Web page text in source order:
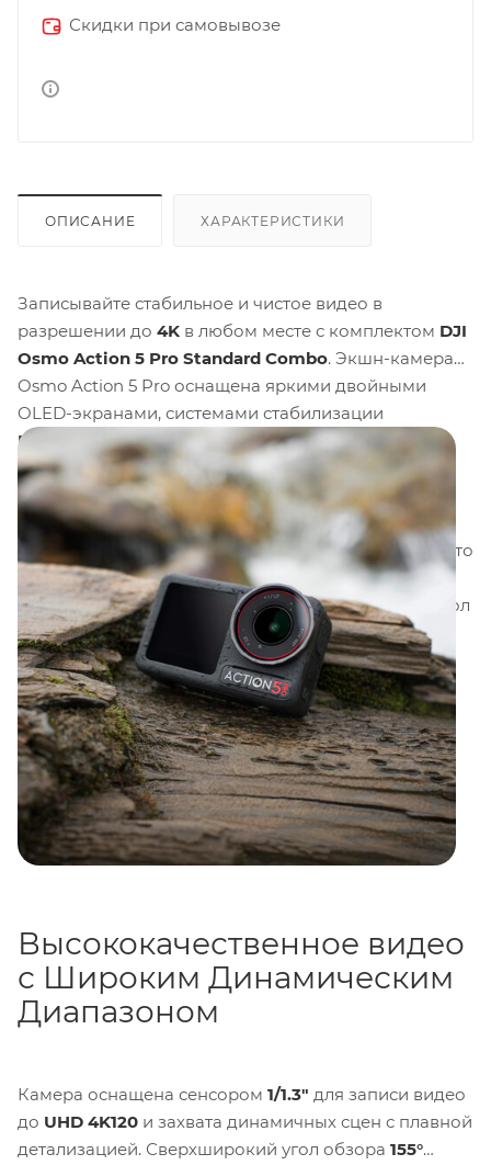
Скидки при самовывозе
ОПИСАНИЕ ХАРАКТЕРИСТИКИ
Записывайте стабильное и чистое видео в
разрешении до 4K в любом месте с комплектом DJI
Osmo Action 5 Pro Standard Combo. Экшн-камера
Osmo Action 5 Pro оснащена яркими двойными
OLED-экранами, системами стабилизации
RockSteadyиHorizonSteady, сенсором 40 МП
аккумулятором работающим до4 часов
водонепроницаемым корпусом с встроенным
датчиком давления воды. Другие функции
включают динамический диапазон13,5 стопов
, фото
8K
, центрирование/отслеживание объекта,
поддержкуOsmoAudio
, запись в формате RAW, угол
обзора155°, встроенную память47 ГБи слот для
карты microSD до
Высококачественное видео
с Широким Динамическим
Диапазоном
Камера оснащена сенсором 1/1.3" для записи видео
до UHD 4K120 и захвата динамичных сцен с плавной
детализацией. Сверхширокий угол обзора 155°